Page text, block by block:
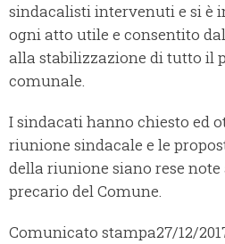
sindacalisti intervenuti e si è
ogni atto utile e consentito
alla stabilizzazione di tutto il
comunale.
I sindacati hanno chiesto ed
riunione sindacale e le
della riunione siano rese
precario del Comune.
Comunicato stampa27/12/